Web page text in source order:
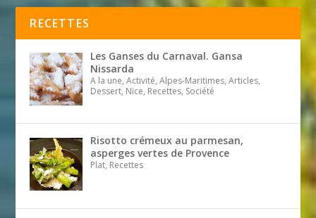
RECETTES
Les Ganses du Carnaval. Gansa
Nissarda
A la une, Activité, Alpes-Maritimes, Articles,
Dessert, Nice, Recettes, Société
Risotto crémeux au parmesan,
asperges vertes de Provence
Plat, Recettes